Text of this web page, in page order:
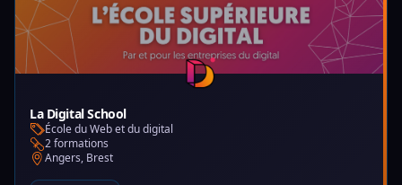
La Digital School
École du Web et du digital
2 formations
Angers, Brest